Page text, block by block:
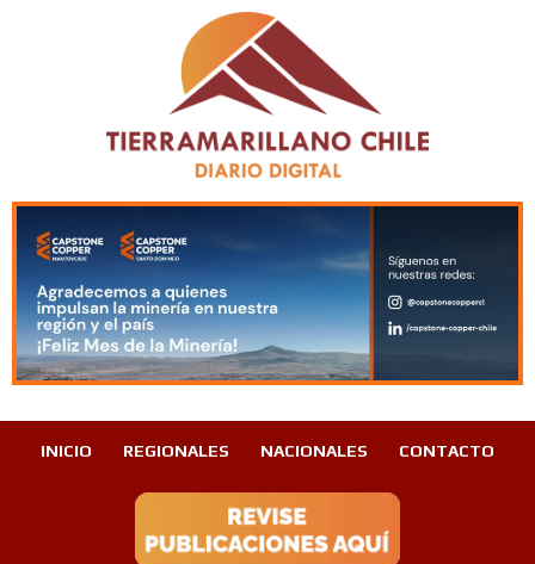
INICIO REGIONALES NACIONALES CONTACTO